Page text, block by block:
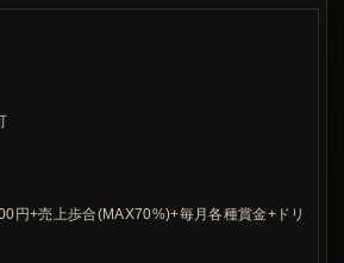
ポイント
円+売上歩合(MAX70%)+毎月各種賞金+ドリ